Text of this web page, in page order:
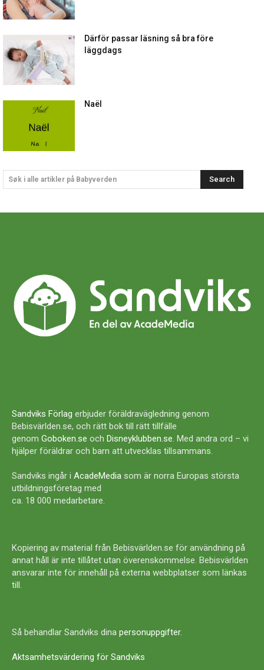
Därför passar läsning så bra före
läggdags
Naël
Søk i alle artikler på Babyverden Search
Sandviks Förlag erbjuder föräldravägledning genom
Bebisvärlden.se, och rätt bok till rätt tillfälle
genom Goboken.se och Disneyklubben.se. Med andra ord – vi
hjälper föräldrar och barn att utvecklas tillsammans.
Sandviks ingår i AcadeMedia som är norra Europas största
utbildningsföretag med
ca. 18 000 medarbetare.
Kopiering av material från Bebisvärlden.se för användning på
annat håll är inte tillåtet utan överenskommelse. Bebisvärlden
ansvarar inte för innehåll på externa webbplatser som länkas
till.
Så behandlar Sandviks dina personuppgifter.
Aktsamhetsvärdering för Sandviks